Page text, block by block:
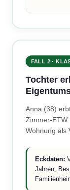
FALL 2 ·
Tochter
Anna (38)
Zimmer-ETW
Wohnung als
Eckdaten:
Jahren,